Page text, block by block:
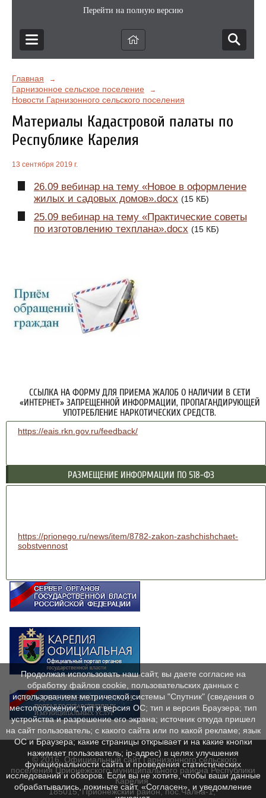
Перейти на полную версию
Главная →
Гарнизонное сельское поселение →
Новости Гарнизонного сельского поселения
Материалы Кадастровой палаты по
Республике Карелия
13 сентября 2019 г.
26.09 вебинар на тему «Новое в оформление
жилых и садовых домов».docx (15 КБ)
25.09 вебинар на тему «Практические советы
по изготовлению техплана».docx (15 КБ)
ССЫЛКА НА ФОРМУ ДЛЯ ПРИЕМА ЖАЛОБ О НАЛИЧИИ В СЕТИ
«ИНТЕРНЕТ» ЗАПРЕЩЕННОЙ ИНФОРМАЦИИ, ПРОПАГАНДИРУЮЩЕЙ
УПОТРЕБЛЕНИЕ НАРКОТИЧЕСКИХ СРЕДСТВ.
https://eais.rkn.gov.ru/feedback/
РАЗМЕЩЕНИЕ ИНФОРМАЦИИ ПО 518-ФЗ
https://prionego.ru/news/item/8782-zakon-zashchishchaet-
sobstvennost
© 2016. Официальный сайт Гарнизонного сельского
поселения Прионежского муниципального района Республики
Карелия.
185015, Прионежский район, пос.Чална-1,
Продолжая использовать наш сайт, вы даете согласие на
обработку файлов cookie, пользовательских данных с
использованием метрической системы "Спутник" (сведения о
местоположении; тип и версия ОС; тип и версия Браузера; тип
устройства и разрешение его экрана; источник откуда пришел
на сайт пользователь; с какого сайта или по какой рекламе; язык
ОС и Браузера; какие страницы открывает и на какие кнопки
нажимает пользователь; ip-адрес) в целях улучшения
функциональности сайта и проведения статистических
исследований и обзоров. Если вы не хотите, чтобы ваши данные
обрабатывались, покиньте сайт. «Согласен», и уведомление